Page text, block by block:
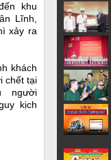
khu
Lĩnh,
xảy ra
khách
chết tại
người
kịch